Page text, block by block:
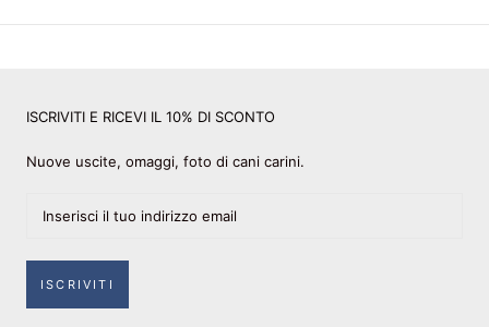
ISCRIVITI E RICEVI IL 10% DI SCONTO
Nuove uscite, omaggi, foto di cani carini.
ISCRIVITI